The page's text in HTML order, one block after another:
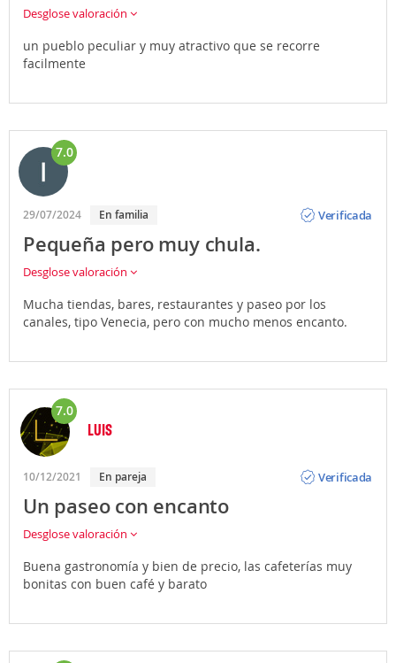
Desglose valoración
un pueblo peculiar y muy atractivo que se recorre
facilmente
7.0
29/07/2024 En familia
Verificada
Pequeña pero muy chula.
Desglose valoración
Mucha tiendas, bares, restaurantes y paseo por los
canales, tipo Venecia, pero con mucho menos encanto.
7.0
LUIS
10/12/2021 En pareja
Verificada
Un paseo con encanto
Desglose valoración
Buena gastronomía y bien de precio, las cafeterías muy
bonitas con buen café y barato